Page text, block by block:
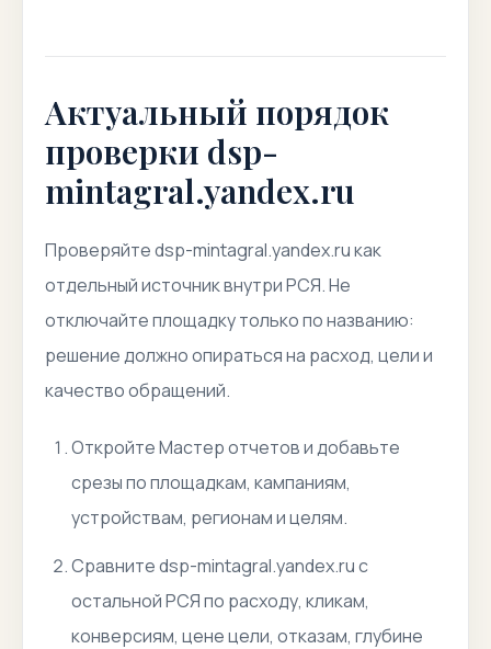
Актуальный порядок
проверки dsp-
mintagral.yandex.ru
Проверяйте dsp-mintagral.yandex.ru как
отдельный источник внутри РСЯ. Не
отключайте площадку только по названию:
решение должно опираться на расход, цели и
качество обращений.
Откройте Мастер отчетов и добавьте
срезы по площадкам, кампаниям,
устройствам, регионам и целям.
Сравните dsp-mintagral.yandex.ru с
остальной РСЯ по расходу, кликам,
конверсиям, цене цели, отказам, глубине